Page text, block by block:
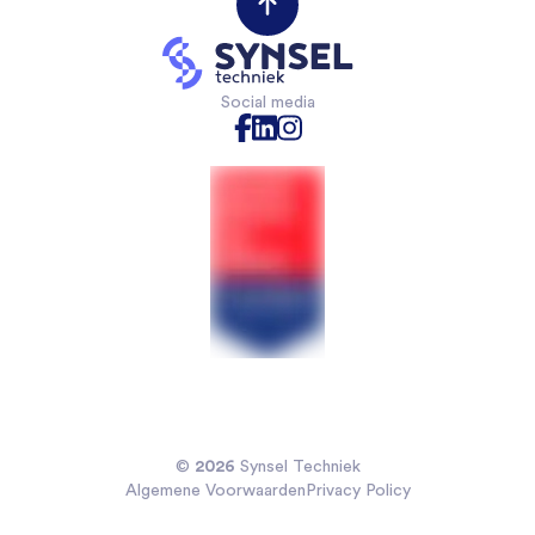
Contact opnemen
Industriële Automatisering
Mechanical Engineers
Software & Electrical Engineers
Monteurs Technische DienstSocial media
© 2026 Synsel Techniek
Algemene VoorwaardenPrivacy Policy